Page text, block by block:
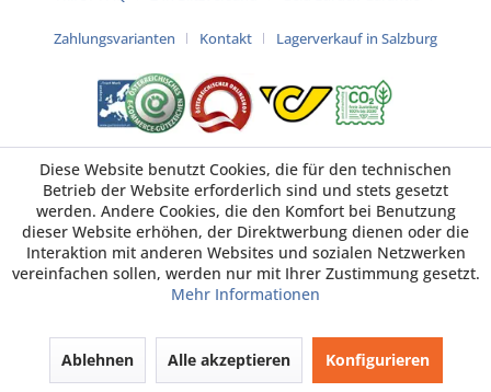
Zahlungsvarianten Kontakt Lagerverkauf in Salzburg
Diese Website benutzt Cookies, die für den technischen
Betrieb der Website erforderlich sind und stets gesetzt
werden. Andere Cookies, die den Komfort bei Benutzung
dieser Website erhöhen, der Direktwerbung dienen oder die
Interaktion mit anderen Websites und sozialen Netzwerken
vereinfachen sollen, werden nur mit Ihrer Zustimmung gesetzt.
Mehr Informationen
Ablehnen Alle akzeptieren Konfigurieren